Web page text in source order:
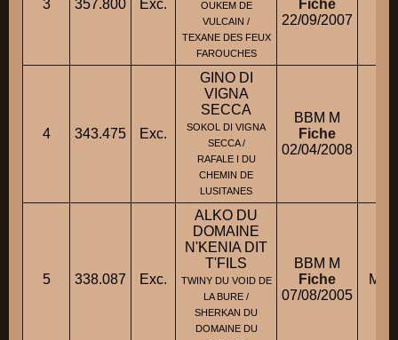
3 357.800 Exc.
OUKEM DE
VULCAIN /
TEXANE DES FEUX
FAROUCHES
Fiche
22/09/2007
4 343.475 Exc.
GINO DI
VIGNA
SECCA
SOKOL DI VIGNA
SECCA /
RAFALE I DU
CHEMIN DE
LUSITANES
BBM M
Fiche
02/04/2008
5 338.087 Exc.
ALKO DU
DOMAINE
N'KENIA DIT
T'FILS
TWINY DU VOID DE
LA BURE /
SHERKAN DU
DOMAINE DU
BBM M
Fiche
07/08/2005
M.